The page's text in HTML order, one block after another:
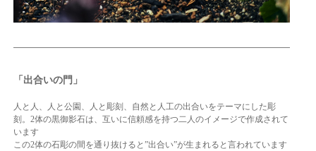
「出合いの門」
人と人、人と公園、人と彫刻、自然と人工の出合いをテーマにした彫
刻。2体の黒御影石は、互いに信頼感を持つ二人のイメージで作成されて
います
この2体の石彫の間を通り抜けると”出合い”が生まれると言われています